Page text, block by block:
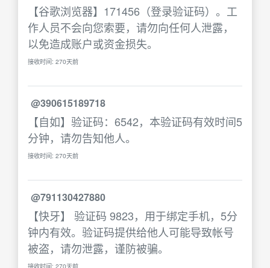
【谷歌浏览器】171456（登录验证码）。工
作人员不会向您索要，请勿向任何人泄露，
以免造成账户或资金损失。
接收时间: 270天前
@390615189718
【自如】验证码：6542，本验证码有效时间5
分钟，请勿告知他人。
接收时间: 270天前
@791130427880
【快牙】 验证码 9823，用于绑定手机，5分
钟内有效。验证码提供给他人可能导致帐号
被盗，请勿泄露，谨防被骗。
接收时间: 270天前